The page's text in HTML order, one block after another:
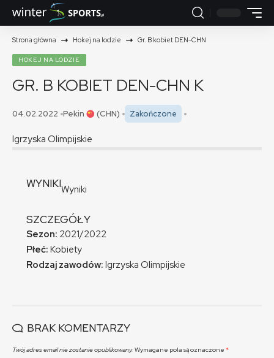
Strona główna Hokej na lodzie Gr. B kobiet DEN-CHN
HOKEJ NA LODZIE
GR. B KOBIET DEN-CHN K
04.02.2022 Pekin (CHN) Zakończone
Igrzyska Olimpijskie
WYNIKIWyniki
SZCZEGÓŁY
Sezon: 2021/2022
Płeć: Kobiety
Rodzaj zawodów: Igrzyska Olimpijskie
BRAK KOMENTARZY
Twój adres email nie zostanie opublikowany. Wymagane pola są oznaczone *